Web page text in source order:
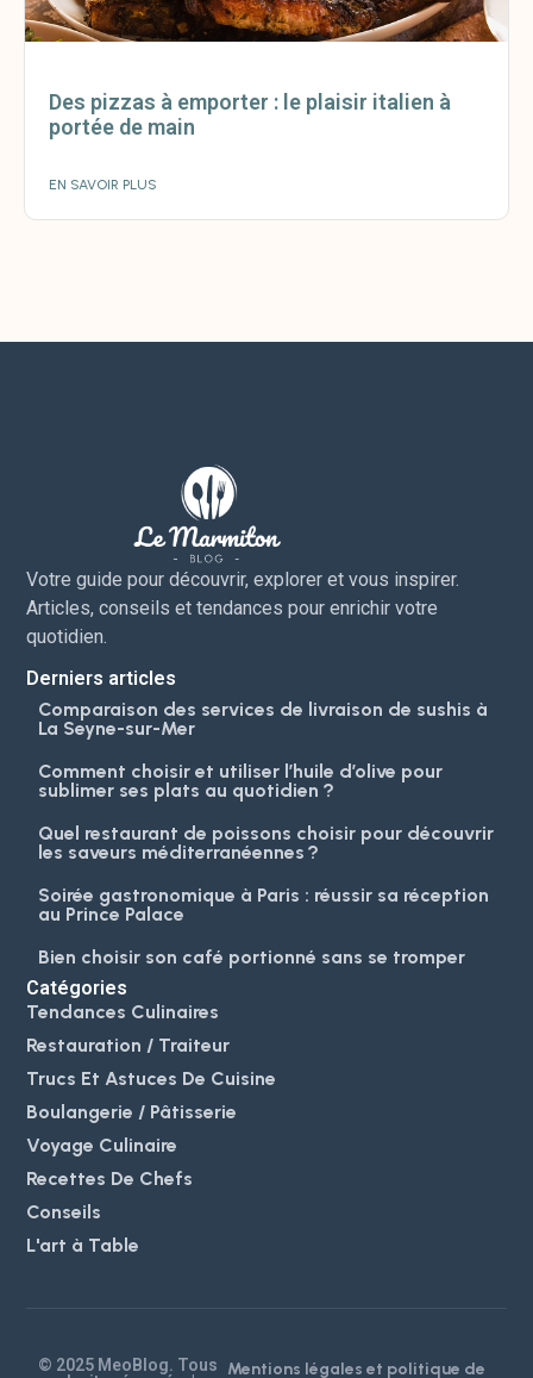
Des pizzas à emporter : le plaisir italien à
portée de main
EN SAVOIR PLUS
Votre guide pour découvrir, explorer et vous inspirer.
Articles, conseils et tendances pour enrichir votre
quotidien.
Derniers articles
Comparaison des services de livraison de sushis à
La Seyne-sur-Mer
Comment choisir et utiliser l’huile d’olive pour
sublimer ses plats au quotidien ?
Quel restaurant de poissons choisir pour découvrir
les saveurs méditerranéennes ?
Soirée gastronomique à Paris : réussir sa réception
au Prince Palace
Bien choisir son café portionné sans se tromper
Catégories
Tendances Culinaires
Restauration / Traiteur
Trucs Et Astuces De Cuisine
Boulangerie / Pâtisserie
Voyage Culinaire
Recettes De Chefs
Conseils
L'art à Table
© 2025 MeoBlog. Tous
Mentions légales et politique de